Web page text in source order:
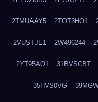
2TMUAAY5 2TOT3HO1
2VUSTJE1 2W496244
2YT95AO1 31BVSCBT
35HVS0VG